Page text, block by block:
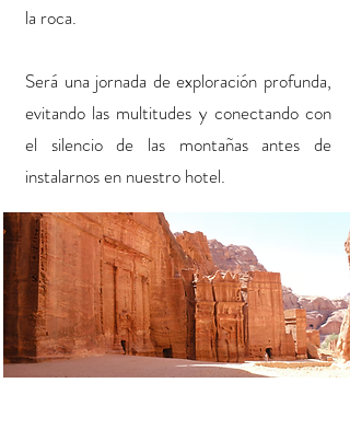
la roca.
Será una jornada de exploración profunda,
evitando las multitudes y conectando con
el silencio de las montañas antes de
instalarnos en nuestro hotel.